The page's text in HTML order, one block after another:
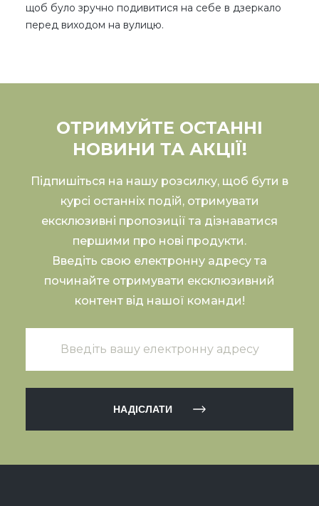
щоб було зручно подивитися на себе в дзеркало
перед виходом на вулицю.
ОТРИМУЙТЕ ОСТАННІ
НОВИНИ ТА АКЦІЇ!
Підпишіться на нашу розсилку, щоб бути в
курсі останніх подій, отримувати
ексклюзивні пропозиції та дізнаватися
першими про нові продукти.
Введіть свою електронну адресу та
починайте отримувати ексклюзивний
контент від нашої команди!
НАДІСЛАТИ